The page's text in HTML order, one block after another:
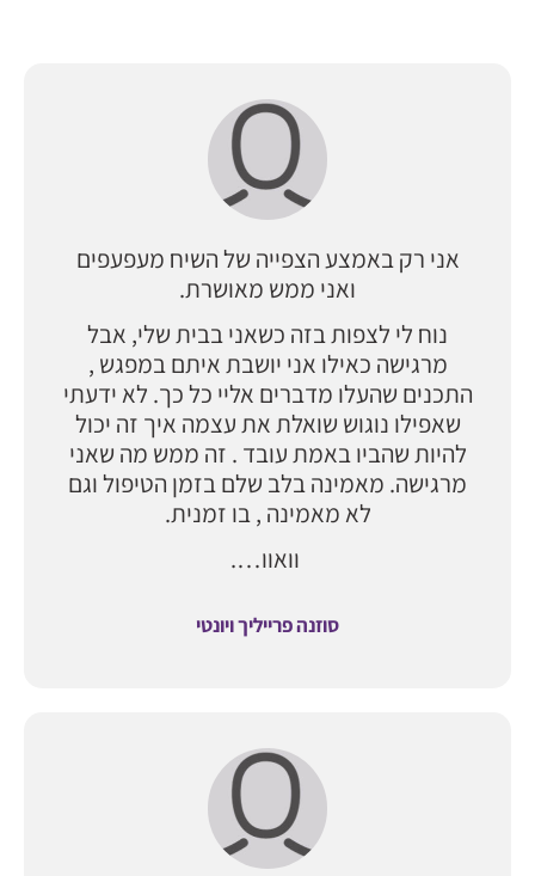
אני רק באמצע הצפייה של השיח מעפעפים
ואני ממש מאושרת.
נוח לי לצפות בזה כשאני בבית שלי, אבל
מרגישה כאילו אני יושבת איתם במפגש ,
התכנים שהעלו מדברים אליי כל כך. לא ידעתי
שאפילו נוגוש שואלת את עצמה איך זה יכול
להיות שהביו באמת עובד . זה ממש מה שאני
מרגישה. מאמינה בלב שלם בזמן הטיפול וגם
לא מאמינה , בו זמנית.
וואוו….
סוזנה פרייליך ויונטי